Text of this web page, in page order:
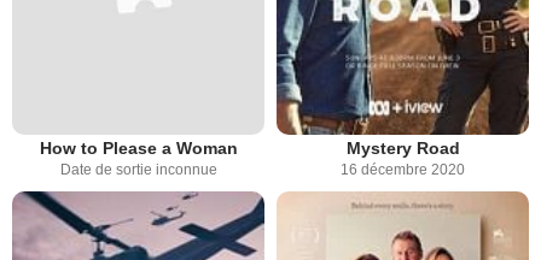
How to Please a Woman
Date de sortie inconnue
Mystery Road
16 décembre 2020